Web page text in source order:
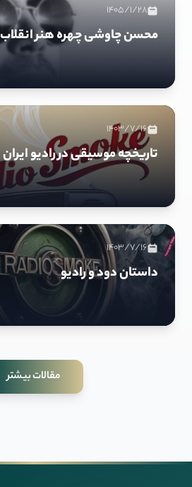
1405/1/28
محسن چاوشی چهره هنر انقلاب ۱۴۰۴ شد
1403/7/16
تاریخچه موسیقی در رادیو ایران
1403/7/16
داستان دود و رادیو
مقالات بیشتر